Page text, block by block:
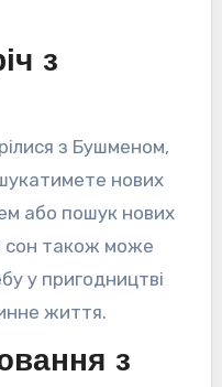
з
з Бушменом,
нових
або пошук нових
сон також може
у пригодництві
життя.
з